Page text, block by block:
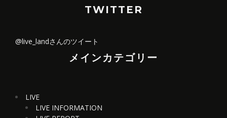
TWITTER
@live_landさんのツイート
メインカテゴリー
LIVE
LIVE INFORMATION